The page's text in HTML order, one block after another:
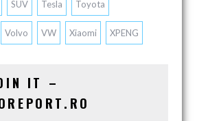
SUV Tesla Toyota
Volvo VW Xiaomi XPENG
IT –